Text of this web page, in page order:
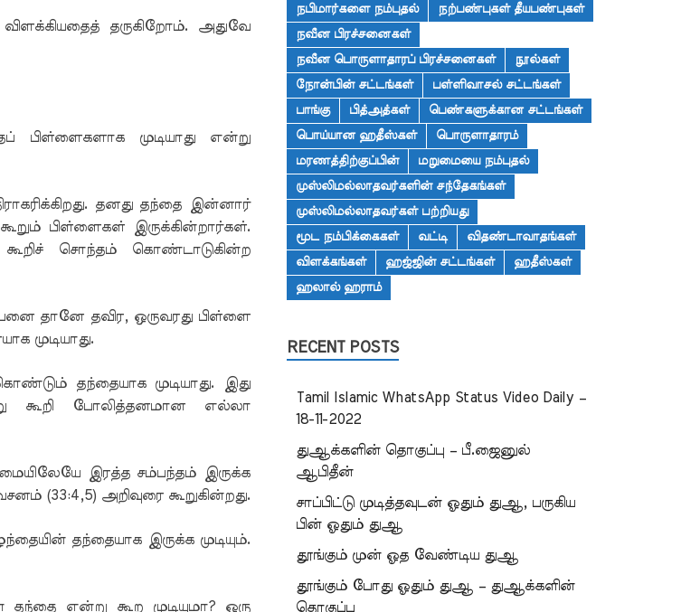
விளக்கியதைத் தருகிறோம். அதுவே
பிள்ளைகளாக முடியாது என்று
தனது தந்தை இன்னார்
பிள்ளைகள் இருக்கின்றார்கள்.
சொந்தம் கொண்டாடுகின்ற
தானே தவிர, ஒருவரது பிள்ளை
முடியாது.
தந்தையாக முடியாது. இது
கூறி போலித்தனமான எல்லா
இரத்த சம்பந்தம் இருக்க
(33:4,5) அறிவுரை கூறுகின்றது.
தந்தையாக இருக்க முடியும்.
என்று கூற முடியுமா? ஒரு
நபிமார்களை நம்புதல்
நற்பண்புகள் தீயபண்புகள்
நவீன பிரச்சனைகள்
நவீன பொருளாதாரப் பிரச்சனைகள்
நூல்கள்
நோன்பின் சட்டங்கள்
பள்ளிவாசல் சட்டங்கள்
பாங்கு
பித்அத்கள்
பெண்களுக்கான சட்டங்கள்
பொய்யான ஹதீஸ்கள்
பொருளாதாரம்
மரணத்திற்குப்பின்
மறுமையை நம்புதல்
முஸ்லிமல்லாதவர்களின் சந்தேகங்கள்
முஸ்லிமல்லாதவர்கள் பற்றியது
மூட நம்பிக்கைகள்
வட்டி
விதண்டாவாதங்கள்
விளக்கங்கள்
ஹஜ்ஜின் சட்டங்கள்
ஹதீஸ்கள்
ஹலால் ஹராம்
RECENT POSTS
Tamil Islamic WhatsApp Status Video Daily –
18-11-2022
துஆக்களின் தொகுப்பு – பீ.ஜைனுல்
ஆபிதீன்
சாப்பிட்டு முடித்தவுடன் ஓதும் துஆ, பருகிய
பின் ஓதும் துஆ
தூங்கும் முன் ஓத வேண்டிய துஆ
தூங்கும் போது ஓதும் துஆ – துஆக்களின்
தொகுப்பு